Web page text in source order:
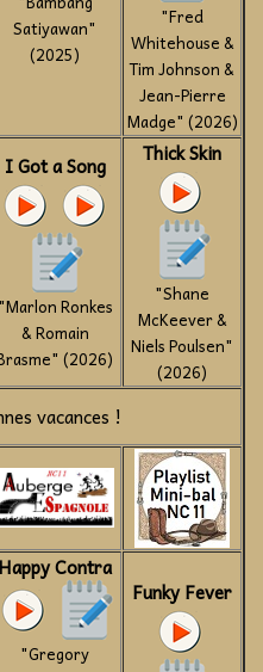
Satiyawan"
(2025)
"Fred
Whitehouse &
Tim Johnson &
Jean-Pierre
Madge" (2026)
I Got a Song
"Marlon Ronkes
& Romain
(2026)
Thick Skin
"Shane
McKeever &
Niels Poulsen"
(2026)
vacances !
Happy Contra
"Gregory
Funky Fever